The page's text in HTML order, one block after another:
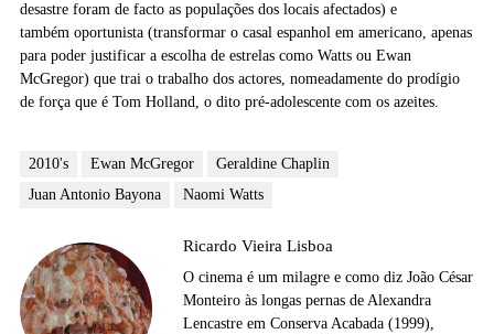
desastre foram de facto as populações dos locais afectados) e
também oportunista (transformar o casal espanhol em americano, apenas
para poder justificar a escolha de estrelas como Watts ou Ewan
McGregor) que trai o trabalho dos actores, nomeadamente do prodígio
de força que é Tom Holland, o dito pré-adolescente com os azeites.
2010's Ewan McGregor
Geraldine Chaplin
Juan Antonio Bayona
Naomi Watts
Ricardo Vieira Lisboa
O cinema é um milagre e como diz João César
Monteiro às longas pernas de Alexandra
Lencastre em Conserva Acabada (1999),